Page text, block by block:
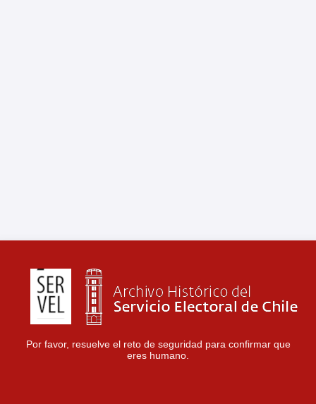
Por favor, resuelve el reto de seguridad para confirmar que
eres humano.